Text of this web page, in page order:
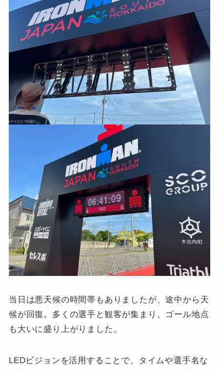
当日は悪天候の時間帯もありましたが、途中から天
候が回復。多くの選手と観客が集まり、ゴール地点
も大いに盛り上がりました。
LEDビジョンを活用することで、タイムや選手名な